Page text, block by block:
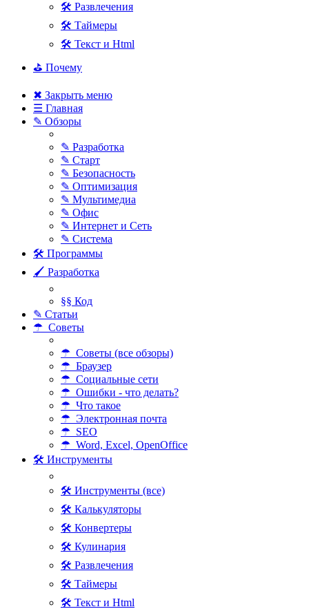
🛠 Развлечения
🛠 Таймеры
🛠 Текст и Html
⛳ Почему
✖ Закрыть меню
☰ Главная
✎ Обзоры
✎ Разработка
✎ Старт
✎ Безопасность
✎ Оптимизация
✎ Мультимедиа
✎ Офис
✎ Интернет и Сеть
✎ Система
🛠 Программы
🖌 Разработка
§§ Код
✎ Статьи
☂ Советы
☂ Советы (все обзоры)
☂ Браузер
☂ Социальные сети
☂ Ошибки - что делать?
☂ Что такое
☂ Электронная почта
☂ SEO
☂ Word, Excel, OpenOffice
🛠 Инструменты
🛠 Инструменты (все)
🛠 Калькуляторы
🛠 Конвертеры
🛠 Кулинария
🛠 Развлечения
🛠 Таймеры
🛠 Текст и Html